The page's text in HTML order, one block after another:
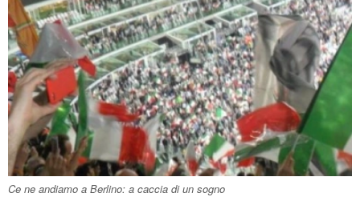
Ce ne andiamo a Berlino: a caccia di un sogno